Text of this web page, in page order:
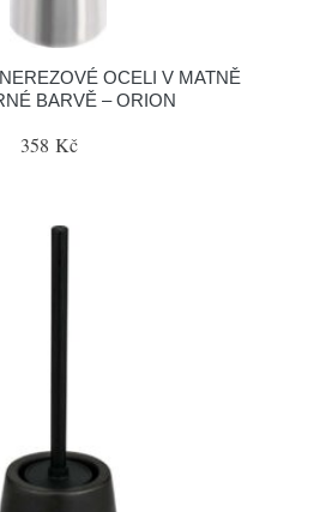
OCELI V MATNĚ
BARVĚ – ORION
358 Kč